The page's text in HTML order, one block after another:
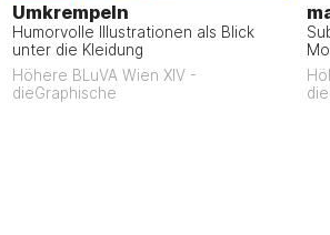
Umkrempeln
Humorvolle Illustrationen als Blick
unter die Kleidung
Höhere BLuVA Wien XIV -
dieGraphische